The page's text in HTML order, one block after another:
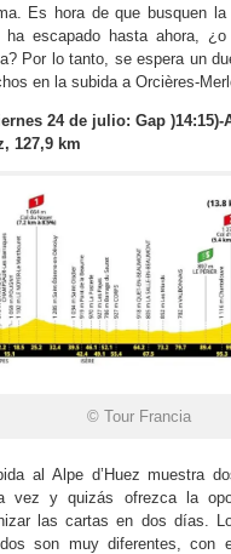
Es hora de que busquen la
escapado hasta ahora,
Por lo tanto, se espera un
en la subida a Orcières-
24 de julio: Gap )14:15)-
127,9 km
© Tour Francia
al Alpe d’Huez muestra
vez y quizás ofrezca la
las cartas en dos días.
son muy diferentes, con